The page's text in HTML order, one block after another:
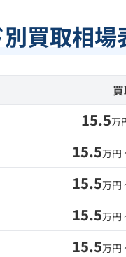
買取相場
15.5万
15.5万円
15.5万円
15.5万円
15.5万円